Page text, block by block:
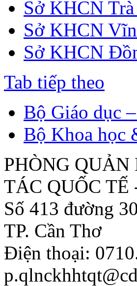
Sở KHCN
Sở KHCN
Sở KHCN
Tab tiếp theo
Bộ Giáo dục
Bộ Khoa học
PHÒNG
TÁC QUỐC
Số 413 đường
TP. Cần Thơ
Điện thoại: